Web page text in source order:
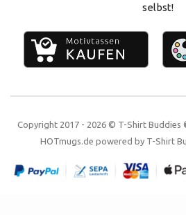
selbst!
Copyright 2017 - 2026 © T-Shirt Buddies
HOTmugs.de powered by T-Shirt